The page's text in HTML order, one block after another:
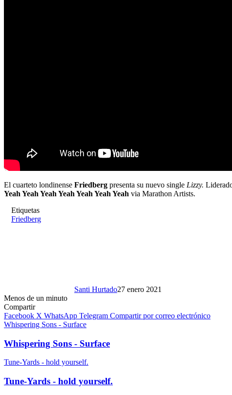
El cuarteto londinense Friedberg presenta su nuevo single Lizzy.
Yeah Yeah Yeah Yeah Yeah Yeah Yeah via Marathon Artists.
Etiquetas
Friedberg
Santi Hurtado27 enero 2021
Menos de un minuto
Compartir
Facebook X WhatsApp Telegram Compartir por correo electrónico
Whispering Sons - Surface
Whispering Sons - Surface
Tune-Yards - hold yourself.
Tune-Yards - hold yourself.